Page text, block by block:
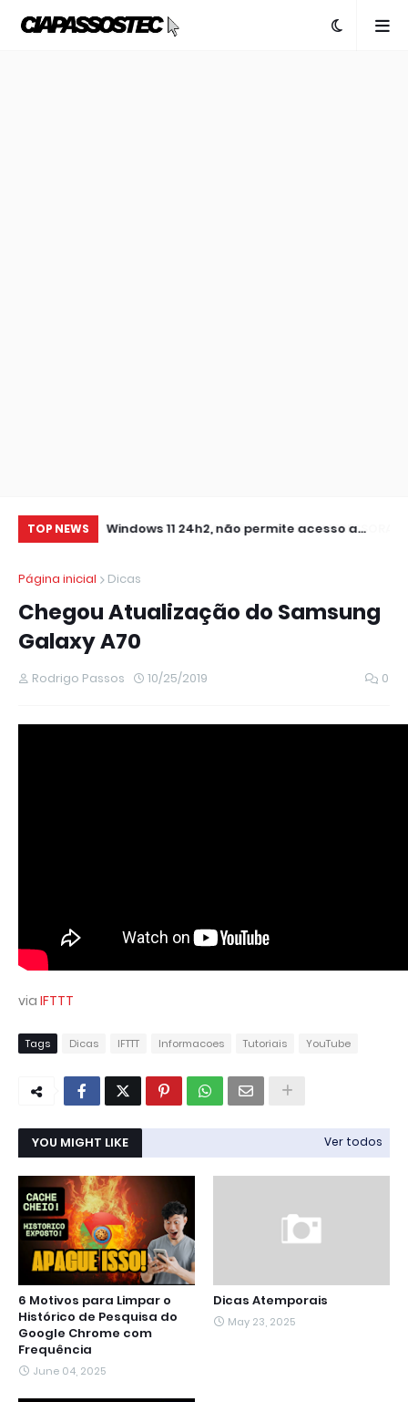
TOP NEWS
IMPRESSORA
Windows 11 24h2, não permite acesso a
outros
Página inicial
Dicas
Chegou Atualização do Samsung
Galaxy A70
Rodrigo Passos 10/25/2019 0
via IFTTT
Tags Dicas IFTTT Informacoes Tutoriais YouTube
YOU MIGHT LIKE Ver todos
6 Motivos para Limpar o
Histórico de Pesquisa do
Google Chrome com
Frequência
June 04, 2025
Dicas Atemporais
May 23, 2025